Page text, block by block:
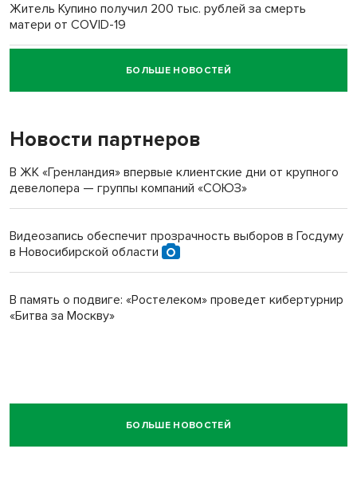
Житель Купино получил 200 тыс. рублей за смерть
матери от COVID-19
Новосибирский суд наказал водителя за смерть
пенсионерки на вокзале
БОЛЬШЕ НОВОСТЕЙ
Новости партнеров
В ЖК «Гренландия» впервые клиентские дни от крупного
девелопера — группы компаний «СОЮЗ»
Видеозапись обеспечит прозрачность выборов в Госдуму
в Новосибирской области
В память о подвиге: «Ростелеком» проведет кибертурнир
«Битва за Москву»
БОЛЬШЕ НОВОСТЕЙ